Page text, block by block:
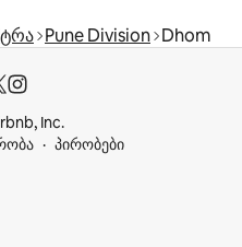
Pune Division Dhom
Inc.
პირობები